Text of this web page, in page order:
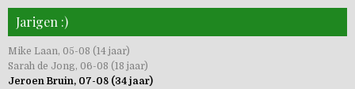
Jarigen :)
Mike Laan, 05-08 (14 jaar)
Sarah de Jong, 06-08 (18 jaar)
Jeroen Bruin, 07-08 (34 jaar)